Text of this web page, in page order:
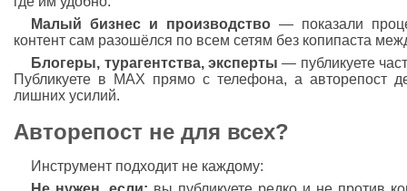
Малый бизнес и производство— показали
контент сам разошёлся по всем сетям без копипаста
Блогеры, турагентства, эксперты — публикуете
Публикуете в MAX прямо с телефона, а авторепост
лишних усилий.
Авторепост не для всех?
Инструмент подходит не каждому: